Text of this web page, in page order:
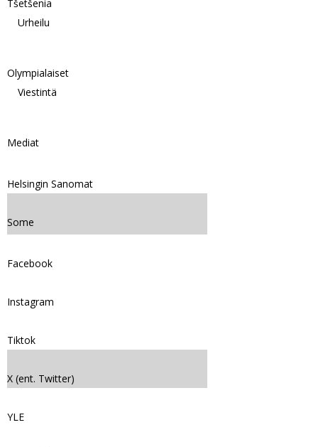
Tšetšenia
Urheilu
Olympialaiset
Viestintä
Mediat
Helsingin Sanomat
Some
Facebook
Instagram
Tiktok
X (ent. Twitter)
YLE